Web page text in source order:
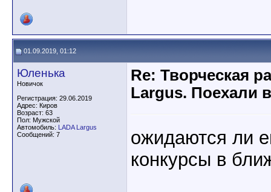
01.09.2019, 01:12
Юленька
Новичок
Регистрация: 29.06.2019
Адрес: Киров
Возраст: 63
Пол: Мужской
Автомобиль: LADA Largus
Сообщений: 7
Re: Творческая
Largus. Поехали
ожидаются ли
конкурсы в